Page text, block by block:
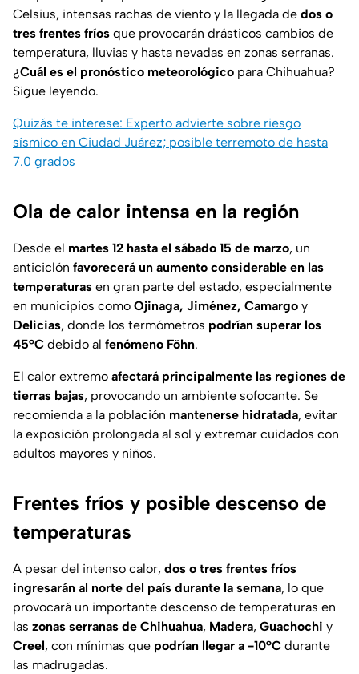
Celsius, intensas rachas de viento y la llegada de dos o
tres frentes fríos que provocarán drásticos cambios de
temperatura, lluvias y hasta nevadas en zonas serranas.
¿Cuál es el pronóstico meteorológico para Chihuahua?
Sigue leyendo.
Quizás te interese: Experto advierte sobre riesgo
sísmico en Ciudad Juárez; posible terremoto de hasta
7.0 grados
Ola de calor intensa en la región
Desde el martes 12 hasta el sábado 15 de marzo, un
anticiclón favorecerá un aumento considerable en las
temperaturas en gran parte del estado, especialmente
en municipios como Ojinaga, Jiménez, Camargo y
Delicias, donde los termómetros podrían superar los
45°C debido al fenómeno Föhn.
El calor extremo afectará principalmente las regiones de
tierras bajas, provocando un ambiente sofocante. Se
recomienda a la población mantenerse hidratada, evitar
la exposición prolongada al sol y extremar cuidados con
adultos mayores y niños.
Frentes fríos y posible descenso de
temperaturas
A pesar del intenso calor, dos o tres frentes fríos
ingresarán al norte del país durante la semana, lo que
provocará un importante descenso de temperaturas en
las zonas serranas de Chihuahua, Madera, Guachochi y
Creel, con mínimas que podrían llegar a -10°C durante
las madrugadas.